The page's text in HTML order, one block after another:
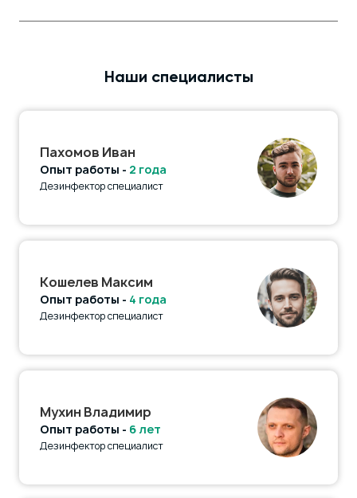
Наши специалисты
Пахомов Иван
Опыт работы - 2 года
Дезинфектор специалист
Кошелев Максим
Опыт работы - 4 года
Дезинфектор специалист
Мухин Владимир
Опыт работы - 6 лет
Дезинфектор специалист